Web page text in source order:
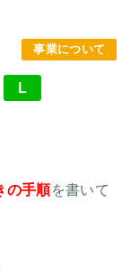
事業について
L
の手順を書いて